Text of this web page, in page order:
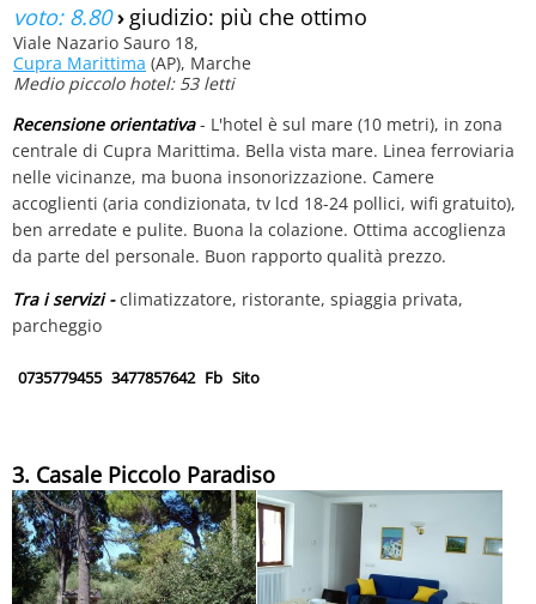
voto: 8.80› giudizio: più che ottimo
Viale Nazario Sauro 18,
Cupra Marittima (AP), Marche
Medio piccolo hotel: 53 letti
Recensione orientativa- L'hotel è sul mare (10 metri), in zona
centrale di Cupra Marittima. Bella vista mare. Linea ferroviaria
nelle vicinanze, ma buona insonorizzazione. Camere
accoglienti (aria condizionata, tv lcd 18-24 pollici, wifi gratuito),
ben arredate e pulite. Buona la colazione. Ottima accoglienza
da parte del personale. Buon rapporto qualità prezzo.
Tra i servizi -climatizzatore, ristorante, spiaggia privata,
parcheggio
0735779455 3477857642 Fb Sito
3. Casale Piccolo Paradiso